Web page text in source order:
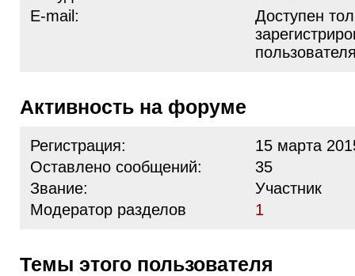
E-mail:
Доступен
Активность на форуме
Регистрация:
15 марта
Оставлено сообщений:
35
Звание:
Участник
Модератор разделов
1
Темы этого пользователя